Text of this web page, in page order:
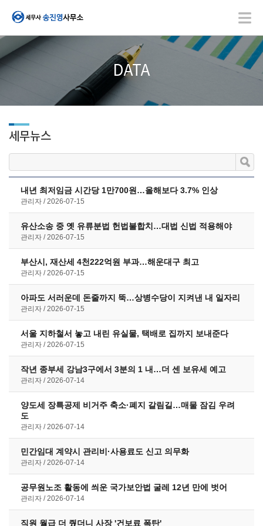
DATA
세무뉴스
내년 최저임금 시간당 1만700원…올해보다 3.7% 인상
관리자 2026-07-15
유산소송 중 옛 유류분법 헌법불합치…대법 신법 적용해야
관리자 2026-07-15
부산시, 재산세 4천222억원 부과…해운대구 최고
관리자 2026-07-15
아파도 서러운데 돈줄까지 뚝…상병수당이 지켜낸 내 일자리
관리자 2026-07-15
서울 지하철서 놓고 내린 유실물, 택배로 집까지 보내준다
관리자 2026-07-15
작년 종부세 강남3구에서 3분의 1 내…더 센 보유세 예고
관리자 2026-07-14
양도세 장특공제 비거주 축소·폐지 갈림길…매물 잠김 우려
도
관리자 2026-07-14
민간임대 계약시 관리비·사용료도 신고 의무화
관리자 2026-07-14
공무원노조 활동에 씌운 국가보안법 굴레 12년 만에 벗어
관리자 2026-07-14
직원 월급 더 줬더니 사장 '건보료 폭탄'